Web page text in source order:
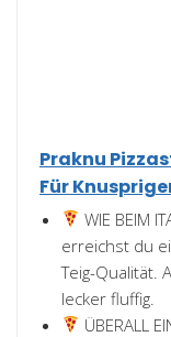
Praknu
Für
WIE BEIM
erreichst du
Teig-Qualität.
lecker fluffig.
ÜBERALL